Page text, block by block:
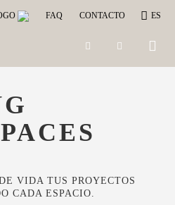
FAQ CONTACTO ES
Toggle
VIDA TUS PROYECTOS
CADA ESPACIO.